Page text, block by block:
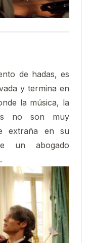
de hadas, es
y termina en
la música, la
no son muy
extraña en su
un abogado